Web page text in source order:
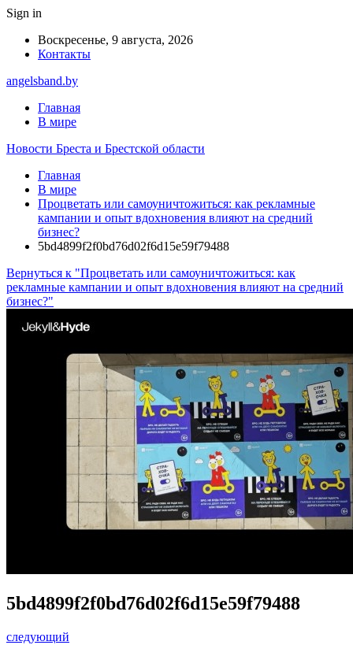
Sign in
Воскресенье, 9 августа, 2026
Контакты
angelsband.by
Главная
В мире
Новости Бреста и Брестской области
Главная
В мире
Процветать или самоуничтожиться: как рекламные
кампании и опыт вдохновения влияют на средний
бизнес?
5bd4899f2f0bd76d02f6d15e59f79488
Вернуться к "Процветать или самоуничтожиться: как
рекламные кампании и опыт вдохновения влияют на средний
бизнес?"
5bd4899f2f0bd76d02f6d15e59f79488
следующий